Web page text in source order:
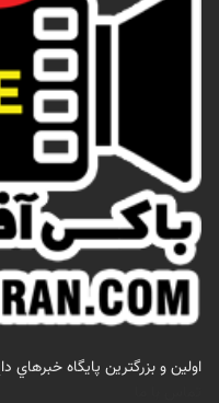
اولين و بزرگترين پايگاه خبرهاي